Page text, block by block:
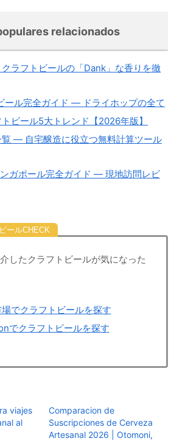
relacionados
ラフトビールの「Dank」な香りを徹
ール完全ガイド — ドライホップの全て
ビール5大トレンド【2026年版】
— 自宅醸造に役立つ無料計算ツール
ガポール完全ガイド — 現地訪問レビ
ール
したクラフトビールが気になった
でクラフトビールを探す
でクラフトビールを探す
viajes
al
Comparacion de
Suscripciones de Cerveza
Artesanal 2026 | Otomoni,